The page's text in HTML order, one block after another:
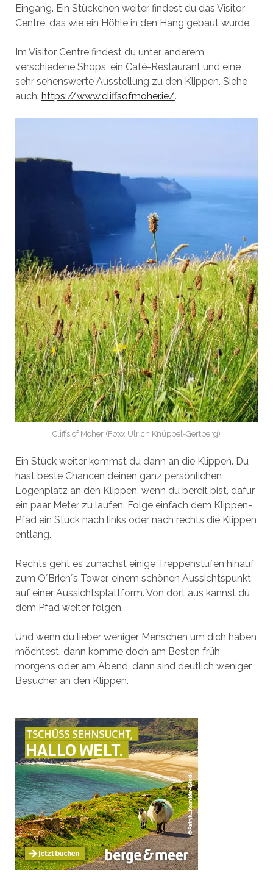
Eingang. Ein Stückchen weiter findest du das Visitor
Centre, das wie ein Höhle in den Hang gebaut wurde.
Im Visitor Centre findest du unter anderem
verschiedene Shops, ein Café-Restaurant und eine
sehr sehenswerte Ausstellung zu den Klippen. Siehe
auch: https://www.cliffsofmoher.ie/.
Cliffs of Moher (Foto: Ulrich Knüppel-Gertberg)
Ein Stück weiter kommst du dann an die Klippen. Du
hast beste Chancen deinen ganz persönlichen
Logenplatz an den Klippen, wenn du bereit bist, dafür
ein paar Meter zu laufen. Folge einfach dem Klippen-
Pfad ein Stück nach links oder nach rechts die Klippen
entlang.
Rechts geht es zunächst einige Treppenstufen hinauf
zum O´Brien´s Tower, einem schönen Aussichtspunkt
auf einer Aussichtsplattform. Von dort aus kannst du
dem Pfad weiter folgen.
Und wenn du lieber weniger Menschen um dich haben
möchtest, dann komme doch am Besten früh
morgens oder am Abend, dann sind deutlich weniger
Besucher an den Klippen.